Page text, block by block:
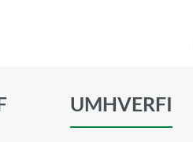
UMHVERFI